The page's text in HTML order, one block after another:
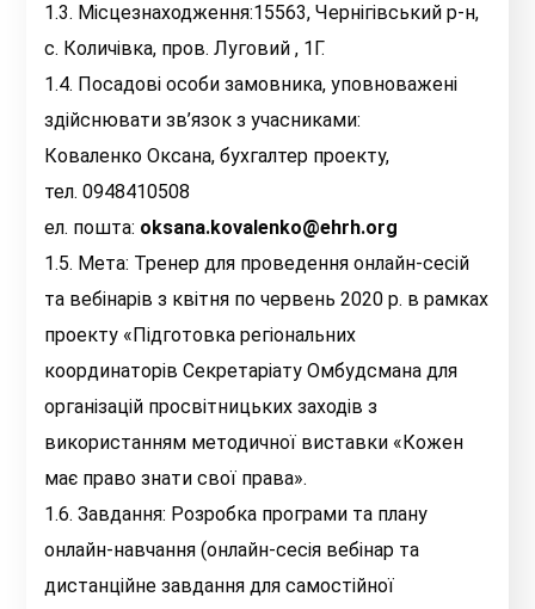
1.3. Місцезнаходження:15563, Чернігівський р-н,
с. Количівка, пров. Луговий , 1Г.
1.4. Посадові особи замовника, уповноважені
здійснювати зв’язок з учасниками:
Коваленко Оксана, бухгалтер проекту,
тел. 0948410508
ел. пошта: oksana.kovalenko@ehrh.org
1.5. Мета: Тренер для проведення онлайн-сесій
та вебінарів з квітня по червень 2020 р. в рамках
проекту «Підготовка регіональних
координаторів Секретаріату Омбудсмана для
організацій просвітницьких заходів з
використанням методичної виставки «Кожен
має право знати свої права».
1.6. Завдання: Розробка програми та плану
онлайн-навчання (онлайн-сесія вебінар та
дистанційне завдання для самостійної